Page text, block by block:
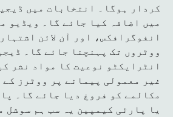
کردار ہوگا۔ انتخابات میں
میں اضافہ کیا جائے گا۔ ویڈیو
انفوگرافکس، اور آن لائن
ووٹروں تک پہنچنا جائے گا۔
انٹرایکٹو نوعیت کا مواد نشر
غیر معمولی پیمانے پر ووٹرز کے
مکالمے کو فروغ دیا جائے گا۔
یا پارٹی کیمپین یہ سب ہم سوشل